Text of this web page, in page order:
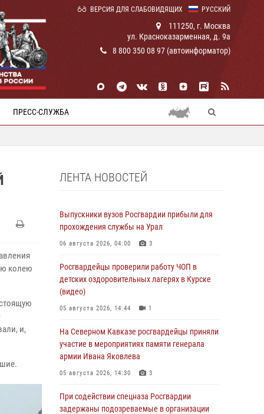
РУССКИЙ
ВЕРСИЯ ДЛЯ СЛАБОВИДЯЩИХ
111250, г. Москва
ул. Красноказарменная, д. 9а
8 800 350 08 97 (автоинформатор)
ПРЕСС-СЛУЖБА
колею
и,
ЛЕНТА НОВОСТЕЙ
Выпускники вузов Росгвардии прибыли для
прохождения службы на Урал
06 августа 2026, 04:00 3
Росгвардейцы проверили работу ЧОП в
детских оздоровительных лагерях в Курске
(видео)
05 августа 2026, 14:44 1
На Северном Кавказе росгвардейцы приняли
участие в мероприятиях памяти генерала
армии Ивана Яковлева
05 августа 2026, 14:30 3
При содействии спецназа Росгвардии
задержаны подозреваемые в организации